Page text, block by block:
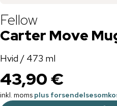
Fellow
Carter Move
Hvid / 473 ml
43,90 €
inkl. moms plus